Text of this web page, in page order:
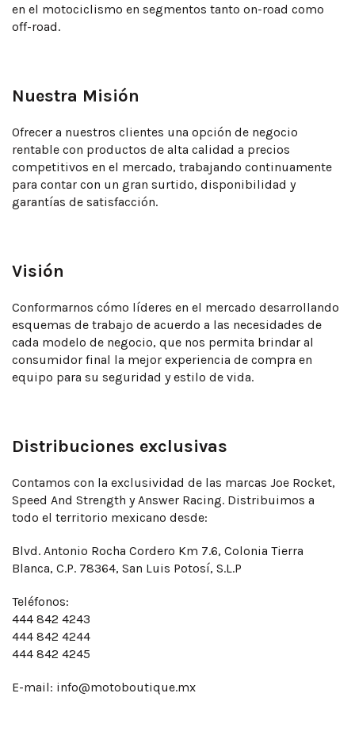
en el motociclismo en segmentos tanto on-road como
off-road.
Nuestra Misión
Ofrecer a nuestros clientes una opción de negocio
rentable con productos de alta calidad a precios
competitivos en el mercado, trabajando continuamente
para contar con un gran surtido, disponibilidad y
garantías de satisfacción.
Visión
Conformarnos cómo líderes en el mercado desarrollando
esquemas de trabajo de acuerdo a las necesidades de
cada modelo de negocio, que nos permita brindar al
consumidor final la mejor experiencia de compra en
equipo para su seguridad y estilo de vida.
Distribuciones exclusivas
Contamos con la exclusividad de las marcas Joe Rocket,
Speed And Strength y Answer Racing. Distribuimos a
todo el territorio mexicano desde:
Blvd. Antonio Rocha Cordero Km 7.6, Colonia Tierra
Blanca, C.P. 78364, San Luis Potosí, S.L.P
Teléfonos:
444 842 4243
444 842 4244
444 842 4245
E-mail: info@motoboutique.mx